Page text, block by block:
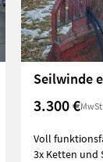
Seilwinde
3.300 €
Voll
3x Ketten und